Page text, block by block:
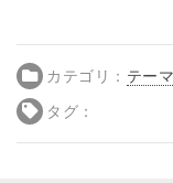
カテゴリ： テー
タグ：